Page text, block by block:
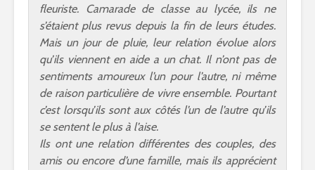
fleuriste. Camarade de classe au lycée, ils ne
s’étaient plus revus depuis la fin de leurs études.
Mais un jour de pluie, leur relation évolue alors
qu’ils viennent en aide a un chat. Il n’ont pas de
sentiments amoureux l’un pour l’autre, ni même
de raison particulière de vivre ensemble. Pourtant
c’est lorsqu’ils sont aux côtés l’un de l’autre qu’ils
se sentent le plus à l’aise.
Ils ont une relation différentes des couples, des
amis ou encore d’une famille, mais ils apprécient